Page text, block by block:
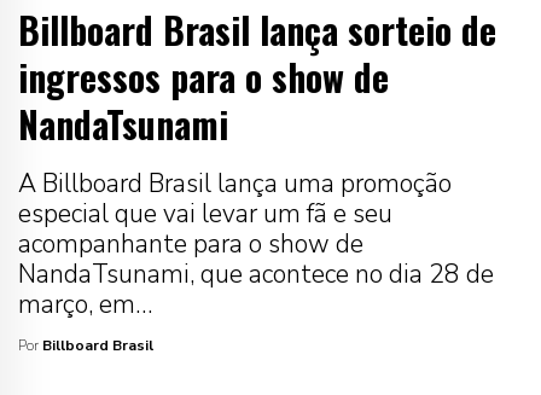
Billboard Brasil lança sorteio de
ingressos para o show de
NandaTsunami
A Billboard Brasil lança uma promoção
especial que vai levar um fã e seu
acompanhante para o show de
NandaTsunami, que acontece no dia 28 de
março, em…
Por Billboard Brasil